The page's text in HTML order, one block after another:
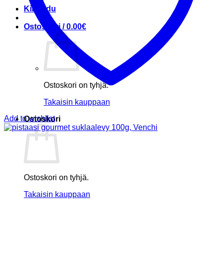
Kirjaudu
Ostoskori /0.00€
Ostoskori on tyhjä.
Takaisin kauppaan
Ostoskori
Ostoskori on tyhjä.
Takaisin kauppaan
Add to wishlist